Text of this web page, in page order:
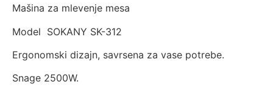
Mašina za mlevenje mesa
Model SOKANY SK-312
Ergonomski dizajn, savrsena za vase potrebe.
Snage 2500W.